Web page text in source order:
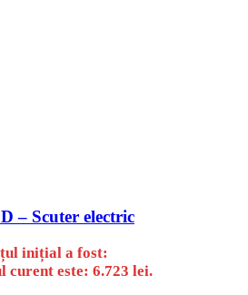
– Scuter electric
inițial a fost:
curent este: 6.723 lei.